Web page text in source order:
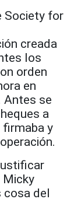
Society for
creada
los
orden
en
Antes se
a
y
Micky
cosa del